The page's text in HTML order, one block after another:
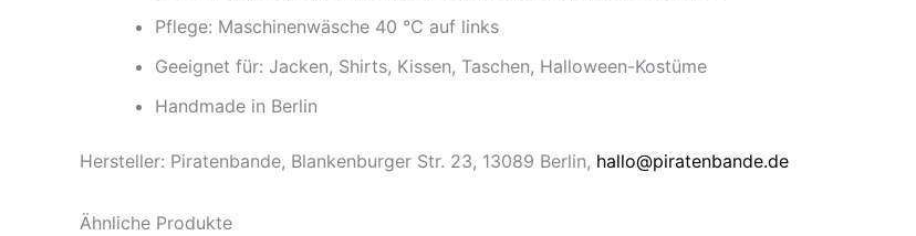
Pflege: Maschinenwäsche 40 °C auf links
Geeignet für: Jacken, Shirts, Kissen, Taschen, Halloween-Kostüme
Handmade in Berlin
Hersteller: Piratenbande, Blankenburger Str. 23, 13089 Berlin, hallo@piratenbande.de
Ähnliche Produkte